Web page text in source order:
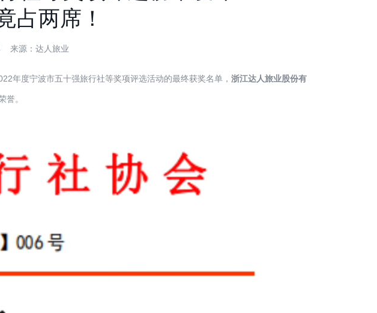
占两席！
来源：达人旅业
度宁波市五十强旅行社等奖项评选活动的最终获奖名单， 浙江达人旅业股份有
誉。